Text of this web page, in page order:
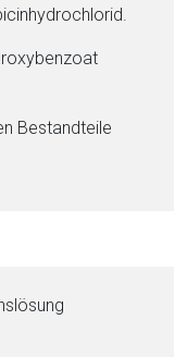
Be­stand­tei­le